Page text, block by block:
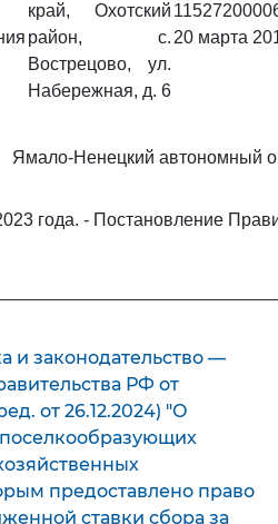
край, Охотский
район, с.
Вострецово, ул.
Набережная, д. 6
20 марта
Ямало-Ненецкий автономный
года. - Постановление
и законодательство —
РФ от
от 26.12.2024) "О
предоставлено право
ставки сбора за